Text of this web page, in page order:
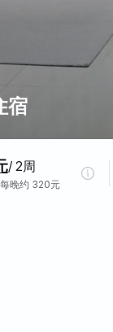
宿
/ 2周
每晚约 320元